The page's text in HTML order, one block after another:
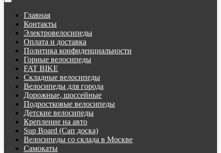
Главная
Контакты
Электровелосипеды
Оплата и доставка
Политика конфиденциальности
Горные велосипеды
FAT BIKE
Складные велосипеды
Велосипеды для города
Дорожные, шоссейные
Подростковые велосипеды
Детские велосипеды
Крепление на авто
Sup Board (Сап доска)
Велосипеды со склада в Москве
Самокаты